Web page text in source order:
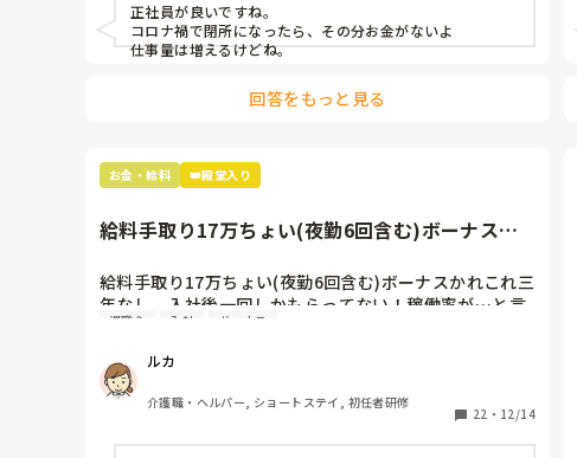
正社員が良いですね。
コロナ禍で閉所になったら、その分お金がないよ
仕事量は増えるけどね。
回答をもっと見る
お金・給料 👑殿堂入り
給料手取り17万ちょい(夜勤6回含む)ボーナスか
給料手取り17万ちょい(夜勤6回含む)ボーナスかれこれ三
年なし。入社後一回しかもらってない！稼働率が…と言
われると返す言葉なし。人間関係が超良好だけに辞めな
皆さんなら転職しますか？生活や老後の事　考えると転
職した方が良いとは思うけど…悩みます。ちなみに退職
金もなし。結局甘い水に浸って転職する勇気がない小心
者なんですよね(￣∀￣)
退職金 入社 ボーナス
ルカ
介護職・ヘルパー, ショートステイ, 初任者研修
22 ・ 12/14